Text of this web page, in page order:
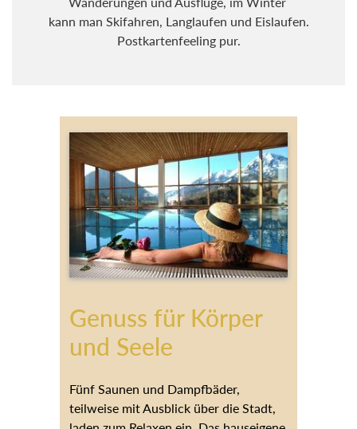
kann man Skifahren, Langlaufen und Eislaufen.
Postkartenfeeling pur.
Genuss für Körper
und Seele
Fünf Saunen und Dampfbäder,
teilweise mit Ausblick über die Stadt,